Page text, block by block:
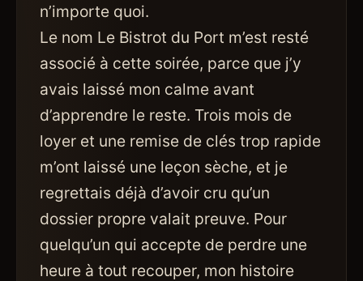
n’importe quoi.
Le nom Le Bistrot du Port m’est resté
associé à cette soirée, parce que j’y
avais laissé mon calme avant
d’apprendre le reste. Trois mois de
loyer et une remise de clés trop rapide
m’ont laissé une leçon sèche, et je
regrettais déjà d’avoir cru qu’un
dossier propre valait preuve. Pour
quelqu’un qui accepte de perdre une
heure à tout recouper, mon histoire